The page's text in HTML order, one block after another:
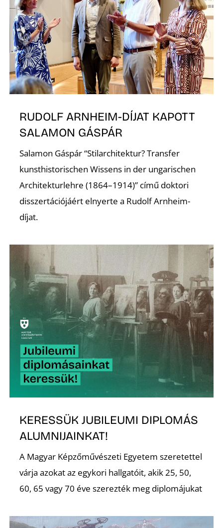
RUDOLF ARNHEIM-DÍJAT KAPOTT
SALAMON GÁSPÁR
Salamon Gáspár “Stilarchitektur? Transfer
kunsthistorischen Wissens in der ungarischen
Architekturlehre (1864–1914)” című doktori
disszertációjáért elnyerte a Rudolf Arnheim-
díjat.
KERESSÜK JUBILEUMI DIPLOMÁS
ALUMNIJAINKAT!
A Magyar Képzőművészeti Egyetem szeretettel
várja azokat az egykori hallgatóit, akik 25, 50,
60, 65 vagy 70 éve szerezték meg diplomájukat